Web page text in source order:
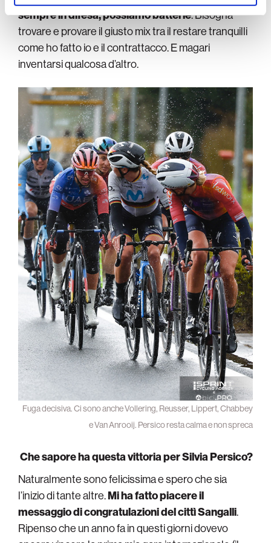
sempre in difesa, possiamo batterle. Bisogna
trovare e provare il giusto mix tra il restare tranquilli
come ho fatto io e il contrattacco. E magari
inventarsi qualcosa d’altro.
Fuga decisiva. Ci sono anche Vollering, Reusser, Lippert, Chabbey
e Van Anrooij. Persico resta calma e non spreca
Che sapore ha questa vittoria per Silvia Persico?
Naturalmente sono felicissima e spero che sia
l’inizio di tante altre.Mi ha fatto piacere il
messaggio di congratulazioni del cittì Sangalli.
Ripenso che un anno fa in questi giorni dovevo